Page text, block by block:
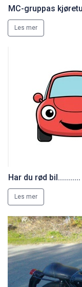
MC-gruppas
Les mer
Har du rød bil...........
Les mer